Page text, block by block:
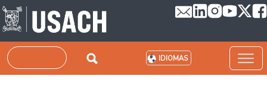
Pasar al contenido principal
Buscar IDIOMAS